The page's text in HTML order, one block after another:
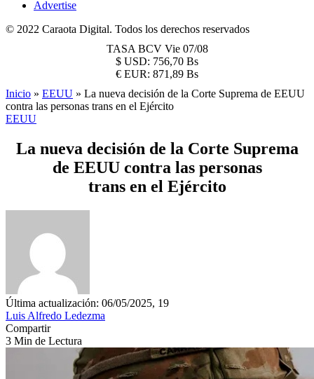
Advertise
© 2022 Caraota Digital. Todos los derechos reservados
TASA BCV Vie 07/08
$ USD: 756,70 Bs
€ EUR: 871,89 Bs
Inicio » EEUU » La nueva decisión de la Corte Suprema de EEUU
contra las personas trans en el Ejército
EEUU
La nueva decisión de la Corte Suprema
de EEUU contra las personas
trans en el Ejército
Última actualización: 06/05/2025, 19
Luis Alfredo Ledezma
Compartir
3 Min de Lectura